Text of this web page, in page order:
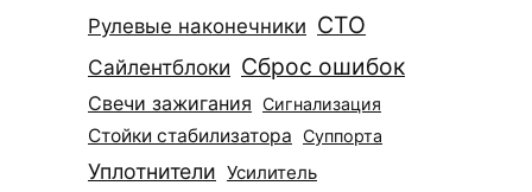
Рулевые наконечники СТО
Сайлентблоки Сброс ошибок
Свечи зажигания Сигнализация
Стойки стабилизатора Суппорта
Уплотнители Усилитель